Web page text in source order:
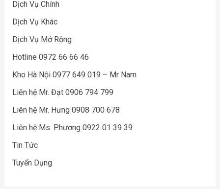
Dịch Vụ Chính
Dịch Vụ Khác
Dịch Vụ Mở Rộng
Hotline 0972 66 66 46
Kho Hà Nội 0977 649 019 – Mr Nam
Liên hệ Mr. Đạt 0906 794 799
Liên hệ Mr. Hưng 0908 700 678
Liên hệ Ms. Phương 0922 01 39 39
Tin Tức
Tuyển Dụng